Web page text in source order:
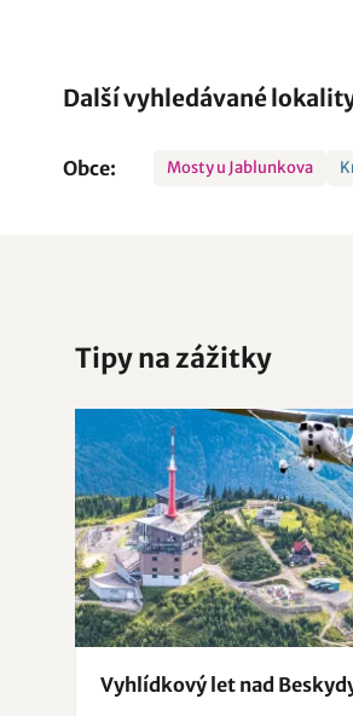
Další vyhledávané
Obce: Mosty u Jablunkova
Tipy na zážitky
Vyhlídkový let nad